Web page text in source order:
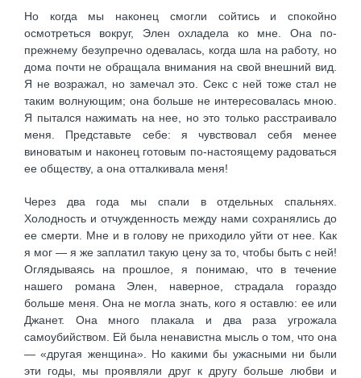
Но когда мы наконец смогли сойтись и спокойно
осмотреться вокруг, Элен охладела ко мне. Она по-
прежнему безупречно одевалась, когда шла на работу, но
дома почти не обращала внимания на свой внешний вид.
Я не возражал, но замечал это. Секс с ней тоже стал не
таким волнующим; она больше не интересовалась мною.
Я пытался нажимать на нее, но это только расстраивало
меня. Представьте себе: я чувствовал себя менее
виноватым и наконец готовым по-настоящему радоваться
ее обществу, а она отталкивала меня!
Через два года мы спали в отдельных спальнях.
Холодность и отчужденность между нами сохранялись до
ее смерти. Мне и в голову не приходило уйти от нее. Как
я мог — я же заплатил такую цену за то, чтобы быть с ней!
Оглядываясь на прошлое, я понимаю, что в течение
нашего романа Элен, наверное, страдала гораздо
больше меня. Она не могла знать, кого я оставлю: ее или
Джанет. Она много плакала и два раза угрожала
самоубийством. Ей была ненавистна мысль о том, что она
— «другая женщина». Но какими бы ужасными ни были
эти годы, мы проявляли друг к другу больше любви и